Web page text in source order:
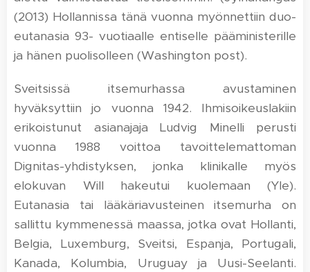
(2013) Hollannissa tänä vuonna myönnettiin duo-
eutanasia 93- vuotiaalle entiselle pääministerille
ja hänen puolisolleen (Washington post).
Sveitsissä itsemurhassa avustaminen
hyväksyttiin jo vuonna 1942. Ihmisoikeuslakiin
erikoistunut asianajaja Ludvig Minelli perusti
vuonna 1988 voittoa tavoittelemattoman
Dignitas-yhdistyksen, jonka klinikalle myös
elokuvan Will hakeutui kuolemaan (Yle).
Eutanasia tai lääkäriavusteinen itsemurha on
sallittu kymmenessä maassa, jotka ovat Hollanti,
Belgia, Luxemburg, Sveitsi, Espanja, Portugali,
Kanada, Kolumbia, Uruguay ja Uusi-Seelanti.